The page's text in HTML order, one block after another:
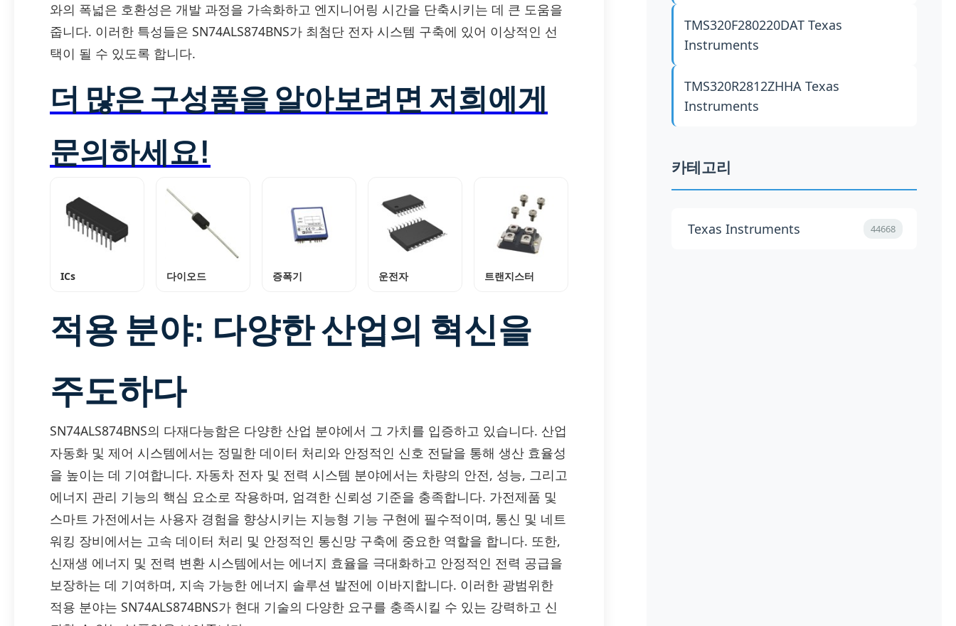
와의 폭넓은 호환성은 개발 과정을 가속화하고 엔지니어링 시간을 단축시키는 데 큰 도움을
줍니다. 이러한 특성들은 SN74ALS874BNS가 최첨단 전자 시스템 구축에 있어 이상적인 선
택이 될 수 있도록 합니다.
더 많은 구성품을 알아보려면 저희에게
문의하세요!
ICs 다이오드 증폭기 운전자 트랜지스터
적용 분야: 다양한 산업의 혁신을
주도하다
SN74ALS874BNS의 다재다능함은 다양한 산업 분야에서 그 가치를 입증하고 있습니다. 산업
자동화 및 제어 시스템에서는 정밀한 데이터 처리와 안정적인 신호 전달을 통해 생산 효율성
을 높이는 데 기여합니다. 자동차 전자 및 전력 시스템 분야에서는 차량의 안전, 성능, 그리고
에너지 관리 기능의 핵심 요소로 작용하며, 엄격한 신뢰성 기준을 충족합니다. 가전제품 및
스마트 가전에서는 사용자 경험을 향상시키는 지능형 기능 구현에 필수적이며, 통신 및 네트
워킹 장비에서는 고속 데이터 처리 및 안정적인 통신망 구축에 중요한 역할을 합니다. 또한,
신재생 에너지 및 전력 변환 시스템에서는 에너지 효율을 극대화하고 안정적인 전력 공급을
보장하는 데 기여하며, 지속 가능한 에너지 솔루션 발전에 이바지합니다. 이러한 광범위한
적용 분야는 SN74ALS874BNS가 현대 기술의 다양한 요구를 충족시킬 수 있는 강력하고 신
TMS320F280220DATTexas
Instruments
TMS320R2812ZHHATexas
Instruments
카테고리
Texas Instruments 44668